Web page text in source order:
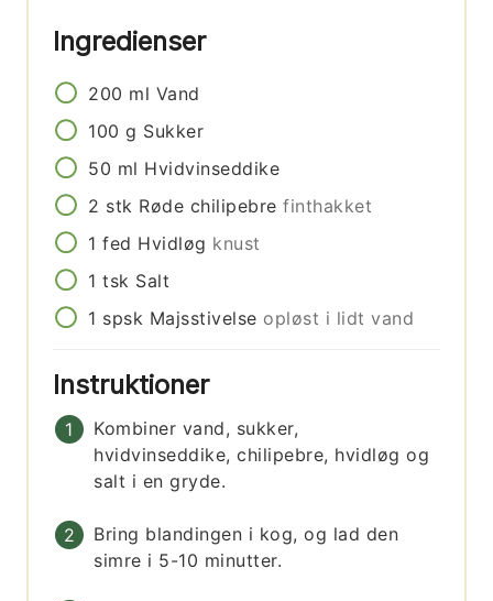
Ingredienser
200 ml Vand
100 g Sukker
50 ml Hvidvinseddike
2 stk Røde chilipebre finthakket
1 fed Hvidløg knust
1 tsk Salt
1 spsk Majsstivelse opløst i lidt vand
Instruktioner
Kombiner vand, sukker,
hvidvinseddike, chilipebre, hvidløg og
salt i en gryde.
Bring blandingen i kog, og lad den
simre i 5-10 minutter.